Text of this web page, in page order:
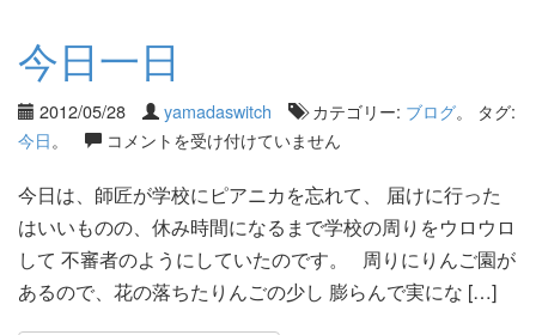
今日一日
2012/05/28 yamadaswitch カテゴリー: ブログ。 タグ:
今日。 コメントを受け付けていません
今日は、師匠が学校にピアニカを忘れて、 届けに行った
はいいものの、休み時間になるまで学校の周りをウロウロ
して 不審者のようにしていたのです。 周りにりんご園が
あるので、花の落ちたりんごの少し 膨らんで実にな […]